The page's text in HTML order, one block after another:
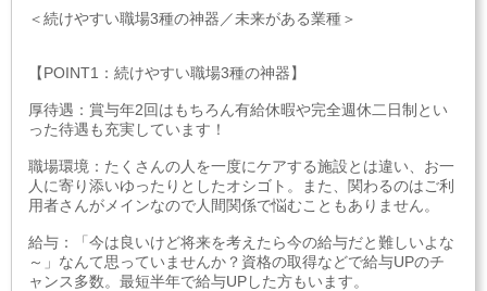
＜続けやすい職場3種の神器／未来がある業種＞
【POINT1：続けやすい職場3種の神器】
厚待遇：賞与年2回はもちろん有給休暇や完全週休二日制とい
った待遇も充実しています！
職場環境：たくさんの人を一度にケアする施設とは違い、お一
人に寄り添いゆったりとしたオシゴト。また、関わるのはご利
用者さんがメインなので人間関係で悩むこともありません。
給与：「今は良いけど将来を考えたら今の給与だと難しいよな
～」なんて思っていませんか？資格の取得などで給与UPのチ
ャンス多数。最短半年で給与UPした方もいます。